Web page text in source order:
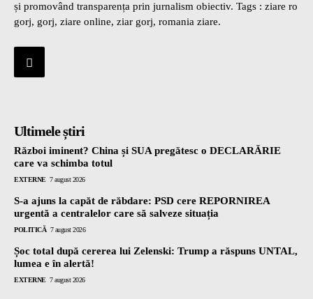
și promovând transparența prin jurnalism obiectiv. Tags : ziare ro
gorj, gorj, ziare online, ziar gorj, romania ziare.
Ultimele știri
Război iminent? China și SUA pregătesc o DECLARĂRIE
care va schimba totul
EXTERNE 7 august 2026
S-a ajuns la capăt de răbdare: PSD cere REPORNIREA
urgentă a centralelor care să salveze situația
POLITICĂ 7 august 2026
Șoc total după cererea lui Zelenski: Trump a răspuns UNTAL,
lumea e în alertă!
EXTERNE 7 august 2026